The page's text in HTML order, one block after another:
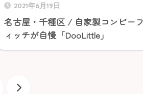
2021年6月19日
名古屋・千種区 / 自家製コンビー
ィッチが自慢「DooLittle」